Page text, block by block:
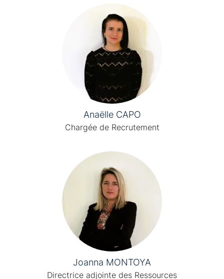
Anaëlle CAPO
Chargée de Recrutement
Joanna MONTOYA
Directrice adjointe des Ressources